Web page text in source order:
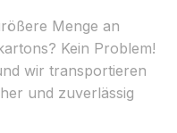
Menge an
Kein Problem!
wir transportieren
und zuverlässig